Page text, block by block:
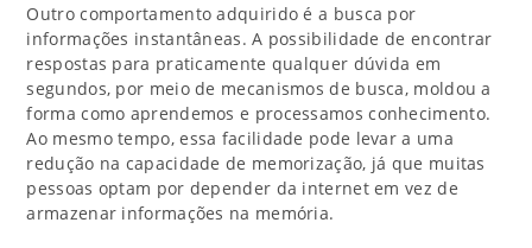
Outro comportamento adquirido é a busca por
informações instantâneas. A possibilidade de encontrar
respostas para praticamente qualquer dúvida em
segundos, por meio de mecanismos de busca, moldou a
forma como aprendemos e processamos conhecimento.
Ao mesmo tempo, essa facilidade pode levar a uma
redução na capacidade de memorização, já que muitas
pessoas optam por depender da internet em vez de
armazenar informações na memória.